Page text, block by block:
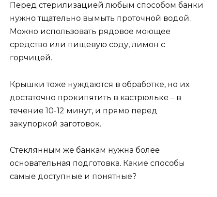
Перед стерилизацией любым способом банки
нужно тщательно вымыть проточной водой.
Можно использовать рядовое моющее
средство или пищевую соду, лимон с
горчицей.
Крышки тоже нуждаются в обработке, но их
достаточно прокипятить в кастрюльке – в
течение 10-12 минут, и прямо перед
закупоркой заготовок.
Стеклянным же банкам нужна более
основательная подготовка. Какие способы
самые доступные и понятные?